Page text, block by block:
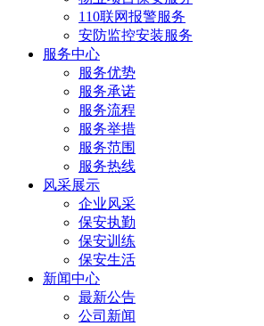
110联网报警服务
安防监控安装服务
服务中心
服务优势
服务承诺
服务流程
服务举措
服务范围
服务热线
风采展示
企业风采
保安执勤
保安训练
保安生活
新闻中心
最新公告
公司新闻